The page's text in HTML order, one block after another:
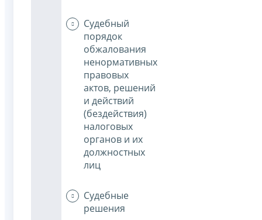
Судебный
порядок
обжалования
ненормативных
правовых
актов, решений
и действий
(бездействия)
налоговых
органов и их
должностных
лиц
Судебные
решения